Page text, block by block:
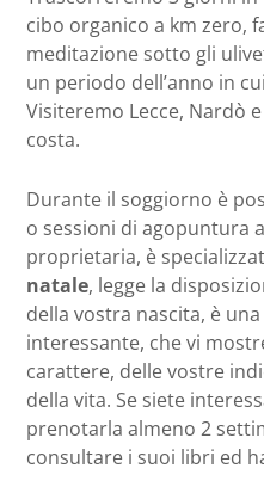
cibo organico a km zero,
meditazione sotto gli
un periodo dell’anno in
Visiteremo Lecce, Nardò
costa.
Durante il soggiorno è
o sessioni di agopuntura
proprietaria, è
natale, legge la
della vostra nascita, è
interessante, che vi
carattere, delle vostre
della vita. Se siete
prenotarla almeno 2
consultare i suoi libri ed